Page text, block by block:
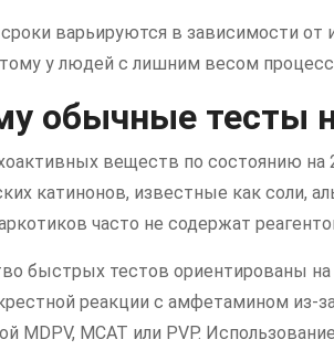
варьируются в зависимости
у людей с лишним весом
обычные тесты
веществ по состоянию на
катинонов, известные как соли,
часто не содержат
быстрых тестов ориентированы
реакции с амфетамином из-
MDPV, MCAT или PVP.